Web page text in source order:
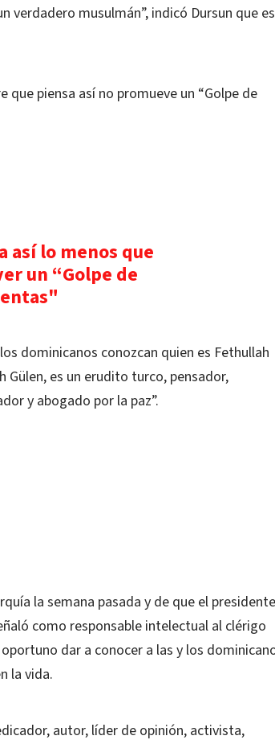
musulmán”, indicó Dursun que es
piensa así no promueve un “Golpe de
así lo menos que
un “Golpe de
dominicanos conozcan quien es Fethullah
Gülen, es un erudito turco, pensador,
y abogado por la paz”.
la semana pasada y de que el presidente
como responsable intelectual al clérigo
dar a conocer a las y los
la vida.
autor, líder de opinión, activista,